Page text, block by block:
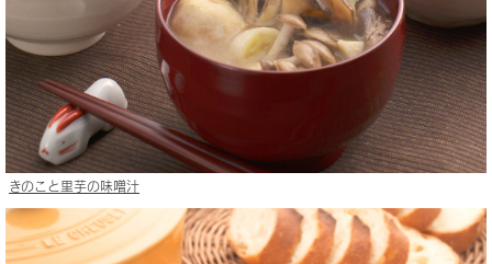
きのこと里芋の味噌汁